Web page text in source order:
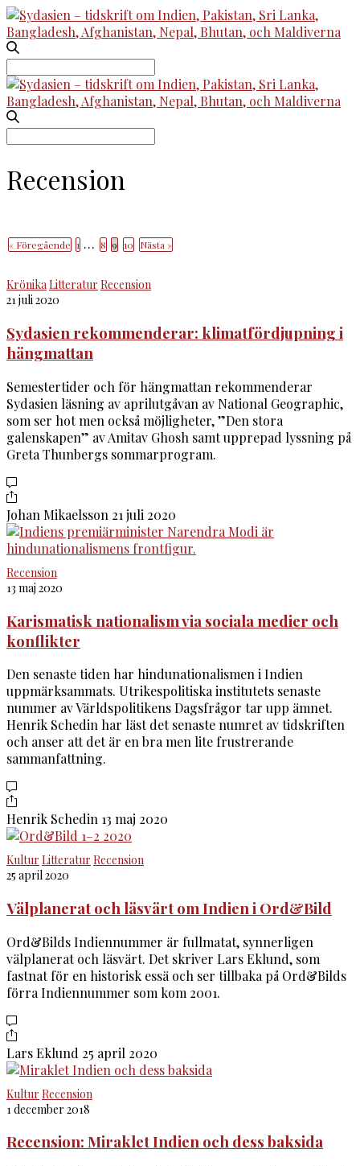
Search
for:
Search
Recension
« Föregående 1 … 8 9 10 Nästa »
KrönikaLitteratur Recension
21 juli 2020
Sydasien rekommenderar: klimatfördjupning i
hängmattan
Semestertider och för hängmattan rekommenderar
Sydasien läsning av aprilutgåvan av National Geographic,
som ser hot men också möjligheter, ”Den stora
galenskapen” av Amitav Ghosh samt upprepad lyssning på
Greta Thunbergs sommarprogram.
Johan Mikaelsson 21 juli 2020
Recension
13 maj 2020
Karismatisk nationalism via sociala medier och
konflikter
Den senaste tiden har hindunationalismen i Indien
uppmärksammats. Utrikespolitiska institutets senaste
nummer av Världspolitikens Dagsfrågor tar upp ämnet.
Henrik Schedin har läst det senaste numret av tidskriften
och anser att det är en bra men lite frustrerande
sammanfattning.
Henrik Schedin 13 maj 2020
Kultur Litteratur Recension
25 april 2020
Välplanerat och läsvärt om Indien i Ord&Bild
Ord&Bilds Indiennummer är fullmatat, synnerligen
välplanerat och läsvärt. Det skriver Lars Eklund, som
fastnat för en historisk essä och ser tillbaka på Ord&Bilds
förra Indiennummer som kom 2001.
Lars Eklund 25 april 2020
Kultur Recension
1 december 2018
Recension: Miraklet Indien och dess baksida